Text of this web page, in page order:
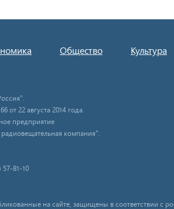
Общество Культура
от 22 августа 2014 года.
предприятие
радиовещательная компания".
57-81-10
на сайте, защищены в соответствии с